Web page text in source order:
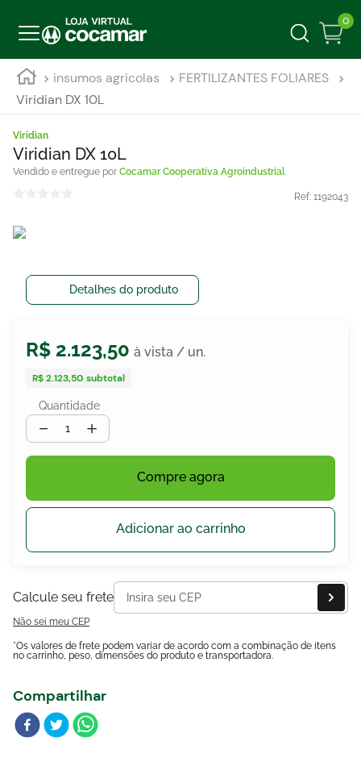
0
insumos agricolas
FERTILIZANTES FOLIARES
Viridian DX 10L
Viridian
Viridian DX 10L
Cocamar Cooperativa Agroindustrial
Ref: 1192043
Detalhes do produto
R$ 2.123,50
R$ 2.123,50 subtotal
Quantidade
＋
－
Compre agora
Adicionar ao carrinho
Calcule seu frete
Não sei meu CEP
*Os valores de frete podem variar de acordo com a combinação de itens
no carrinho, peso, dimensões do produto e transportadora.
Compartilhar
Blog